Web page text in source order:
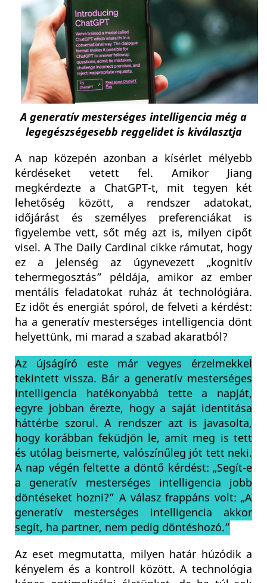
A generatív mesterséges intelligencia még a
legegészségesebb reggelidet is kiválasztja
A nap közepén azonban a kísérlet mélyebb
kérdéseket vetett fel. Amikor Jiang
megkérdezte a ChatGPT-t, mit tegyen két
lehetőség között, a rendszer adatokat,
időjárást és személyes preferenciákat is
figyelembe vett, sőt még azt is, milyen cipőt
visel. A The Daily Cardinal cikke rámutat, hogy
ez a jelenség az úgynevezett „kognitív
tehermegosztás” példája, amikor az ember
mentális feladatokat ruház át technológiára.
Ez időt és energiát spórol, de felveti a kérdést:
ha a generatív mesterséges intelligencia dönt
helyettünk, mi marad a szabad akaratból?
Az újságíró este már vegyes érzelmekkel
tekintett vissza. Bár a generatív mesterséges
intelligencia hatékonyabbá tette a napját,
egyre jobban érezte, hogy a saját identitása
háttérbe szorul. A rendszer azt is javasolta,
hogy korábban feküdjön le, amit meg is tett
és utólag beismerte, valószínűleg jót tett neki.
A nap végén feltette a döntő kérdést: „Segít-e
a generatív mesterséges intelligencia jobb
döntéseket hozni?” A válasz frappáns volt: „A
generatív mesterséges intelligencia akkor
segít, ha partner, nem pedig döntéshozó.”
Az eset megmutatta, milyen határ húzódik a
kényelem és a kontroll között. A technológia